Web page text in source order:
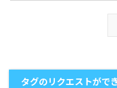
タグのリクエストがで